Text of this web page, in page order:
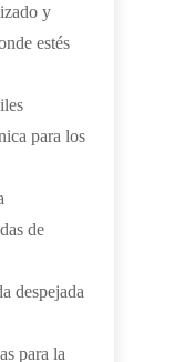
y
estés
para los
de
despejada
para la